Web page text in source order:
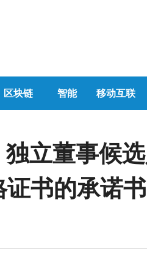
区块链 智能 移动互联
立董事候
书的承诺书